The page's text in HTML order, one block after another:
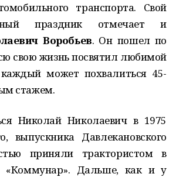
транспорта. Свой
праздник отмечает и
Воробьев. Он пошел по
свою жизнь посвятил любимой
может похвалиться 45-
стажем.
Николай Николаевич в 1975
выпускника Давлекановского
приняли трактористом в
«Коммунар». Дальше, как и у